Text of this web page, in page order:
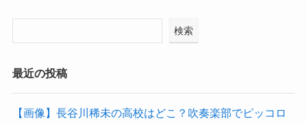
検索
最近の投稿
【画像】長谷川稀未の高校はどこ？吹奏楽部でピッコロ